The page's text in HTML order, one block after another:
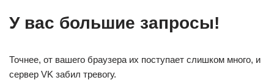
У вас большие запросы!
Точнее, от вашего браузера их поступает слишком много, и
сервер VK забил тревогу.